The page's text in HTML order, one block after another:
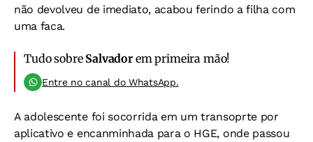
não devolveu de imediato, acabou ferindo a filha com
uma faca.
Tudo sobre Salvadorem primeira mão!
Entre no canal do WhatsApp.
A adolescente foi socorrida em um transoprte por
aplicativo e encanminhada para o HGE, onde passou